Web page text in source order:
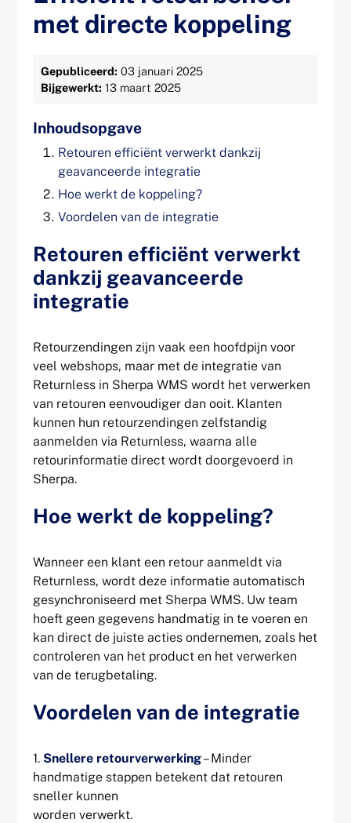
met directe koppeling
Gepubliceerd: 03 januari 2025
Bijgewerkt: 13 maart 2025
Inhoudsopgave
Retouren efficiënt verwerkt dankzij
geavanceerde integratie
Hoe werkt de koppeling?
Voordelen van de integratie
Retouren efficiënt verwerkt
dankzij geavanceerde
integratie
Retourzendingen zijn vaak een hoofdpijn voor
veel webshops, maar met de integratie van
Returnless in Sherpa WMS wordt het verwerken
van retouren eenvoudiger dan ooit. Klanten
kunnen hun retourzendingen zelfstandig
aanmelden via Returnless, waarna alle
retourinformatie direct wordt doorgevoerd in
Sherpa.
Hoe werkt de koppeling?
Wanneer een klant een retour aanmeldt via
Returnless, wordt deze informatie automatisch
gesynchroniseerd met Sherpa WMS. Uw team
hoeft geen gegevens handmatig in te voeren en
kan direct de juiste acties ondernemen, zoals het
controleren van het product en het verwerken
van de terugbetaling.
Voordelen van de integratie
1. Snellere retourverwerking– Minder
handmatige stappen betekent dat retouren
sneller kunnen
worden verwerkt.